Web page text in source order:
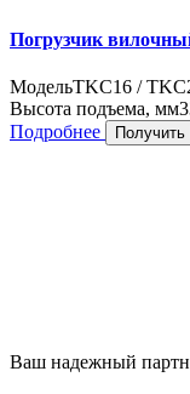
Погрузчик
МодельTKC16 /
Высота подъема, мм
Подробнее
Получить
Ваш надежный